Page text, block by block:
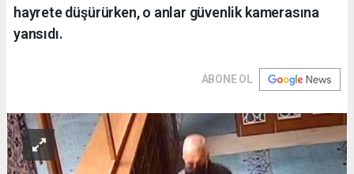
hayrete düşürürken, o anlar güvenlik kamerasına
yansıdı.
ABONE OL